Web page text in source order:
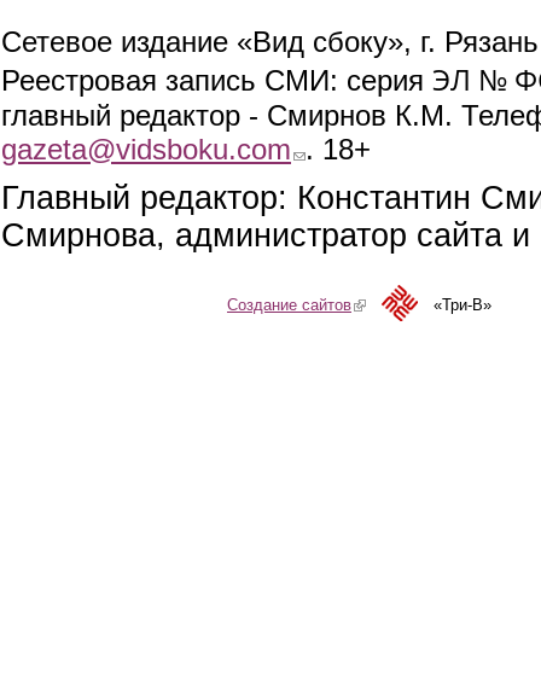
Сетевое издание «Вид сбоку», г.
Реестровая запись СМИ: серия ЭЛ №
главный редактор - Смирнов К.М.
gazeta@vidsboku.com (link sends e-mail)
. 18+
Главный редактор: Константин
Смирнова, администратор сайта
Создание сайтов(link is external)«Три-В»